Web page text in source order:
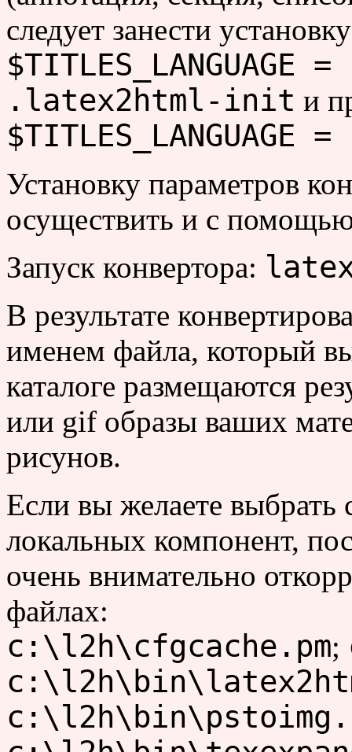
следует занести
.latex2html-init и
Установку параметров
осуществить и с
Запуск конвертора:
В результате
именем файла, который
каталоге размещаются
или gif образы ваших
рисунов.
Если вы желаете выбрать
локальных компонент,
очень внимательно
файлах:
c:\l2h\cfgcache.pm;